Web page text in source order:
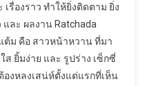
รื่องราว ทำให้ยิ่งติดตาม ยิ่ง
ละ ผลงาน Ratchada
ต้ม คือ สาวหน้าหวาน ที่มา
ยิ้มง่าย และ รูปร่าง เซ็กซี่
งหลงเสน่ห์ตั้งแต่แรกที่เห็น